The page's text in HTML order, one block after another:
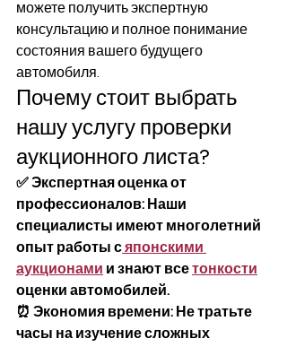
можете получить экспертную
консультацию и полное понимание
состояния вашего будущего
автомобиля.
Почему стоит выбрать
нашу услугу проверки
аукционного листа?
✅ Экспертная оценка от
профессионалов: Наши
специалисты имеют многолетний
опыт работы с японскими
аукционами и знают все тонкости
оценки автомобилей.
⏰ Экономия времени: Не тратьте
часы на изучение сложных